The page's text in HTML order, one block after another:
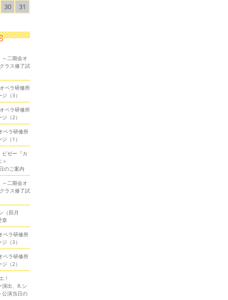
30
31
～二期会オ
ラス修了試
ペラ研修所
（3）
ペラ研修所
（2）
ペラ研修所
（1）
ビゼー『カ
＞
のご案内
～二期会オ
ラス修了試
（田月
章
ペラ研修所
（3）
ペラ研修所
（2）
！
出、R.シ
公演当日の